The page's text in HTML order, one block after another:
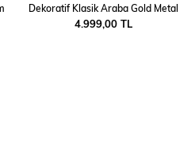
Dekoratif Klasik Araba Gold Metal
4.999,00 TL